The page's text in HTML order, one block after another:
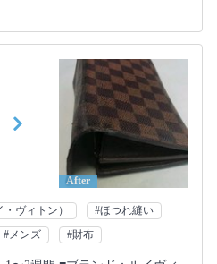
After
ヴィトン）
#ほつれ縫い
#メンズ #財布